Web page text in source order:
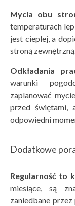
Mycia obu
temperaturach
jest cieplej, a
stroną
Odkładania
warunki
zaplanować
przed świętami,
odpowiedni
Dodatkowe
Regularność to
miesiące, są
zaniedbane przez